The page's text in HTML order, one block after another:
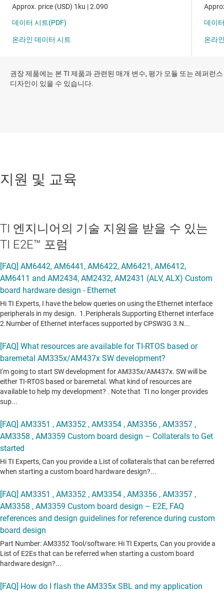
권장 제품에는 본 TI 제품과 관련된 매개 변수, 평가 모듈 또는 레퍼런스
디자인이 있을 수 있습니다.
지원 및 교육
TI 엔지니어의 기술 지원을 받을 수 있는
TI E2E™ 포럼